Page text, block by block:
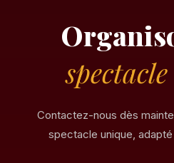
Contactez-nous dès
spectacle unique,